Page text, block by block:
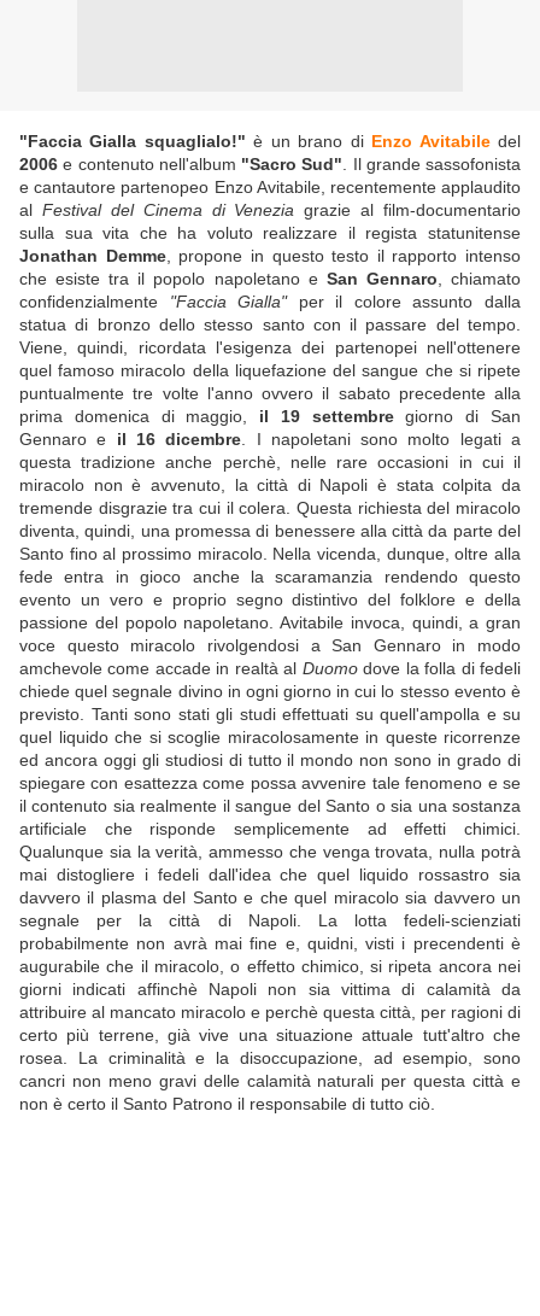
"Faccia Gialla squaglialo!" è un brano di Enzo Avitabiledel
2006 e contenuto nell'album "Sacro Sud" . Il grande sassofonista
e cantautore partenopeo Enzo Avitabile, recentemente applaudito
al Festival del Cinema di Venezia grazie al film-documentario
sulla sua vita che ha voluto realizzare il regista statunitense
Jonathan Demme, propone in questo testo il rapporto intenso
che esiste tra il popolo napoletano e San Gennaro , chiamato
confidenzialmente "Faccia Gialla"per il colore assunto dalla
statua di bronzo dello stesso santo con il passare del tempo.
Viene, quindi, ricordata l'esigenza dei partenopei nell'ottenere
quel famoso miracolo della liquefazione del sangue che si ripete
puntualmente tre volte l'anno ovvero il sabato precedente alla
prima domenica di maggio, il 19 settembregiorno di San
Gennaro e il 16 dicembre . I napoletani sono molto legati a
questa tradizione anche perchè, nelle rare occasioni in cui il
miracolo non è avvenuto, la città di Napoli è stata colpita da
tremende disgrazie tra cui il colera. Questa richiesta del miracolo
diventa, quindi, una promessa di benessere alla città da parte del
Santo fino al prossimo miracolo. Nella vicenda, dunque, oltre alla
fede entra in gioco anche la scaramanzia rendendo questo
evento un vero e proprio segno distintivo del folklore e della
passione del popolo napoletano. Avitabile invoca, quindi, a gran
voce questo miracolo rivolgendosi a San Gennaro in modo
amchevole come accade in realtà al Duomodove la folla di fedeli
chiede quel segnale divino in ogni giorno in cui lo stesso evento è
previsto. Tanti sono stati gli studi effettuati su quell'ampolla e su
quel liquido che si scoglie miracolosamente in queste ricorrenze
ed ancora oggi gli studiosi di tutto il mondo non sono in grado di
spiegare con esattezza come possa avvenire tale fenomeno e se
il contenuto sia realmente il sangue del Santo o sia una sostanza
artificiale che risponde semplicemente ad effetti chimici.
Qualunque sia la verità, ammesso che venga trovata, nulla potrà
mai distogliere i fedeli dall'idea che quel liquido rossastro sia
davvero il plasma del Santo e che quel miracolo sia davvero un
segnale per la città di Napoli. La lotta fedeli-scienziati
probabilmente non avrà mai fine e, quidni, visti i precendenti è
augurabile che il miracolo, o effetto chimico, si ripeta ancora nei
giorni indicati affinchè Napoli non sia vittima di calamità da
attribuire al mancato miracolo e perchè questa città, per ragioni di
certo più terrene, già vive una situazione attuale tutt'altro che
rosea. La criminalità e la disoccupazione, ad esempio, sono
cancri non meno gravi delle calamità naturali per questa città e
non è certo il Santo Patrono il responsabile di tutto ciò.